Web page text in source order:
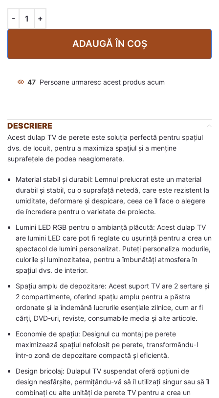
ADAUGĂ ÎN COȘ
47 Persoane urmaresc acest produs acum
DESCRIERE
Acest dulap TV de perete este soluția perfectă pentru spațiul
dvs. de locuit, pentru a maximiza spațiul și a menține
suprafețele de podea neaglomerate.
Material stabil și durabil: Lemnul prelucrat este un material
durabil și stabil, cu o suprafață netedă, care este rezistent la
umiditate, deformare și despicare, ceea ce îl face o alegere
de încredere pentru o varietate de proiecte.
Lumini LED RGB pentru o ambianță plăcută: Acest dulap TV
are lumini LED care pot fi reglate cu ușurință pentru a crea un
spectacol de lumini personalizat. Puteți personaliza modurile,
culorile și luminozitatea, pentru a îmbunătăți atmosfera în
spațiul dvs. de interior.
Spațiu amplu de depozitare: Acest suport TV are 2 sertare și
2 compartimente, oferind spațiu amplu pentru a păstra
ordonate și la îndemână lucrurile esențiale zilnice, cum ar fi
cărți, DVD-uri, reviste, consumabile media și alte articole.
Economie de spațiu: Designul cu montaj pe perete
maximizează spațiul nefolosit pe perete, transformându-l
într-o zonă de depozitare compactă și eficientă.
Design bricolaj: Dulapul TV suspendat oferă opțiuni de
design nesfârșite, permițându-vă să îl utilizați singur sau să îl
combinați cu alte unități de perete TV pentru a crea un